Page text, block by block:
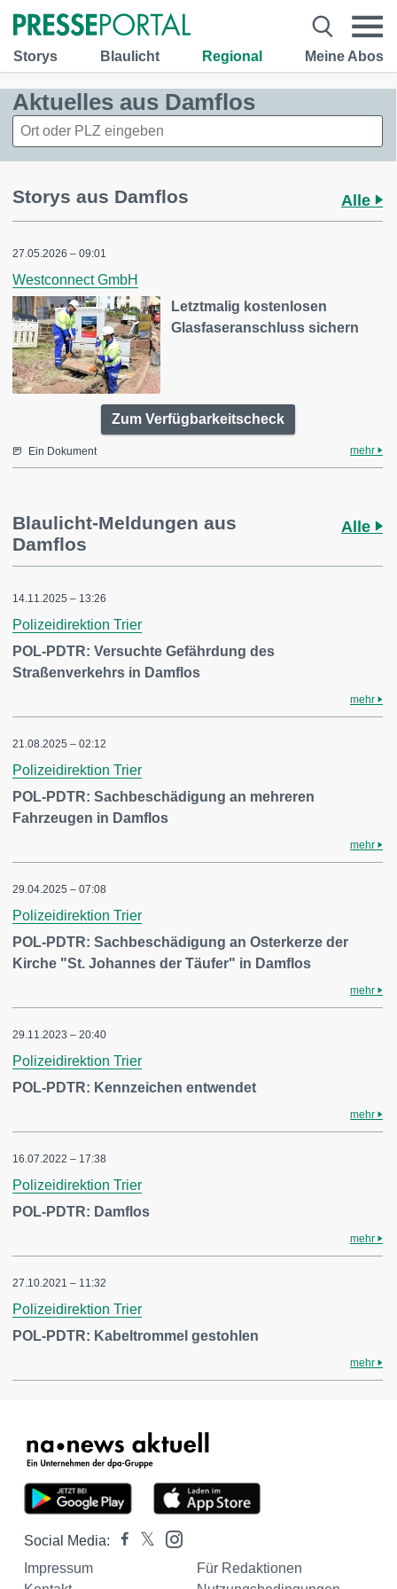
Storys Blaulicht Regional Meine Abos
Aktuelles aus Damflos
Storys aus Damflos Alle
27.05.2026 – 09:01
Westconnect GmbH
Letztmalig kostenlosen
Glasfaseranschluss sichern
Zum Verfügbarkeitscheck
Ein Dokument mehr
Blaulicht-Meldungen aus
Damflos
Alle
14.11.2025 – 13:26
Polizeidirektion Trier
POL-PDTR: Versuchte Gefährdung des
Straßenverkehrs in Damflos
mehr
21.08.2025 – 02:12
Polizeidirektion Trier
POL-PDTR: Sachbeschädigung an mehreren
Fahrzeugen in Damflos
mehr
29.04.2025 – 07:08
Polizeidirektion Trier
POL-PDTR: Sachbeschädigung an Osterkerze der
Kirche "St. Johannes der Täufer" in Damflos
mehr
29.11.2023 – 20:40
Polizeidirektion Trier
POL-PDTR: Kennzeichen entwendet
mehr
16.07.2022 – 17:38
Polizeidirektion Trier
POL-PDTR: Damflos
mehr
27.10.2021 – 11:32
Polizeidirektion Trier
POL-PDTR: Kabeltrommel gestohlen
mehr
Social Media:
Impressum
Für Redaktionen